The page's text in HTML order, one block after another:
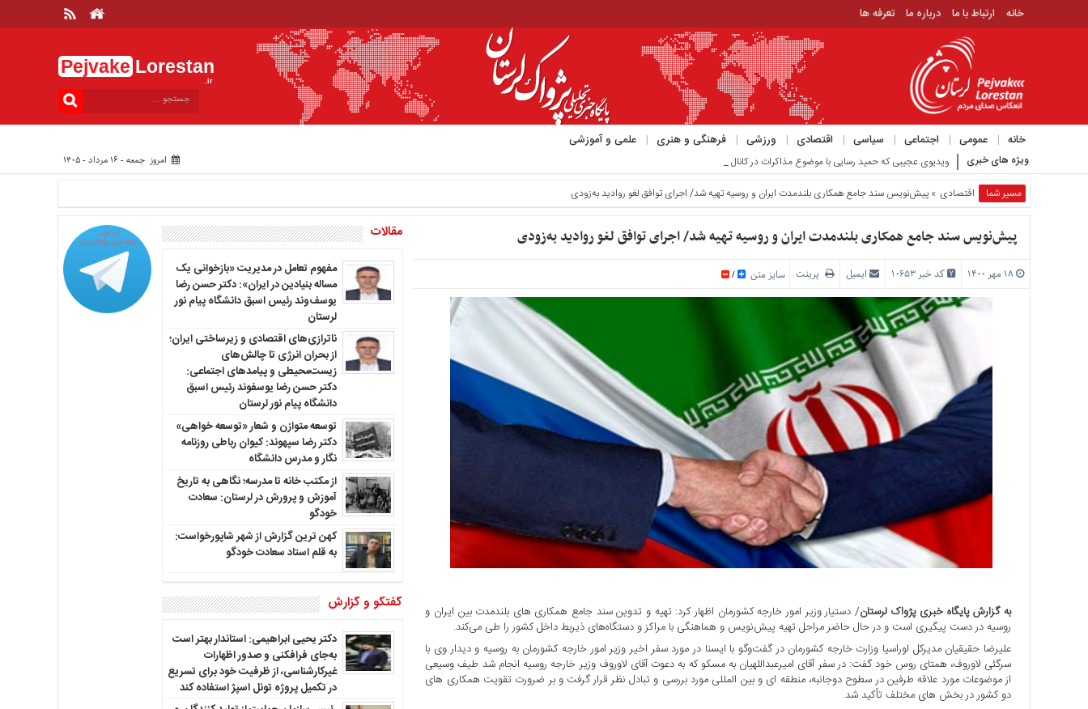
خانه ارتباط با ما درباره ما تعرفه ها
Pejvake Lorestan
.ir
خانه عمومی اجتماعی سیاسی اقتصادی ورزشی فرهنگی و هنری علمی و آموزشی
ارتباط
ویژه های خبری ویدیوی عجیبی که حمید رسایی با موضوع مذاکرات در کانال خود منتشر کرد_ امروز جمعه - ۱۶ مرداد - ۱۴۰۵
مسیر شما اقتصادی » پیش‌نویس سند جامع همکاری بلندمدت ایران و روسیه تهیه شد/ اجرای توافق لغو روادید به‌زودی
پیش‌نویس سند جامع همکاری بلندمدت ایران و روسیه تهیه شد/ اجرای توافق لغو روادید به‌زودی
کد خبر 10653 ایمیل پرینت سایز متن /
به گزارش پایگاه خبری پژواک لرستان/ دستیار وزیر امور خارجه کشورمان اظهار کرد: تهیه و تدوین سند جامع همکاری های بلندمدت بین ایران و
روسیه در دست پیگیری است و در حال حاضر مراحل تهیه پیش‌نویس و هماهنگی با مراکز و دستگاه‌های ذیربط داخل کشور را طی می‌کند.
علیرضا حقیقیان مدیرکل اوراسیا وزارت خارجه کشورمان در گفت‌وگو با ایسنا در مورد سفر اخیر وزیر امور خارجه کشورمان به روسیه و دیدار وی با
سرگئی لاوروف، همتای روس خود گفت: در سفر آقای امیرعبداللهیان به مسکو که به دعوت آقای لاوروف وزیر خارجه روسیه انجام شد طیف وسیعی
از موضوعات مورد علاقه طرفین در سطوح دوجانبه، منطقه ای و بین المللی مورد بررسی و تبادل نظر قرار گرفت و بر ضرورت تقویت همکاری های
دو کشور در بخش های مختلف تأکید شد.
مقالات
مفهوم تعامل در مدیریت «بازخوانی یک
مساله بنیادین در ایران»: دکتر حسن رضا
یوسف‌وند رئیس اسبق دانشگاه پیام نور
لرستان
ناترازی‌های اقتصادی و زیرساختی ایران؛
از بحران انرژی تا چالش‌های
زیست‌محیطی و پیامدهای اجتماعی:
دکتر حسن رضا یوسفوند رئیس اسبق
دانشگاه پیام نور لرستان
توسعه متوازن و شعار «توسعه خواهی»
دکتر رضا سپهوند: کیوان رباطی روزنامه
نگار و مدرس دانشگاه
از مکتب خانه تا مدرسه؛ نگاهی به تاریخ
آموزش و پرورش در لرستان: سعادت
خودگو
کهن ترین گزارش از شهر شاپورخواست:
به قلم استاد سعادت خودگو
گفتگو و گزارش
دکتر یحیی ابراهیمی: استاندار بهتر است
به‌جای فرافکنی و صدور اظهارات
غیرکارشناسی، از ظرفیت خود برای تسریع
در تکمیل پروژه تونل اسپژ استفاده کند